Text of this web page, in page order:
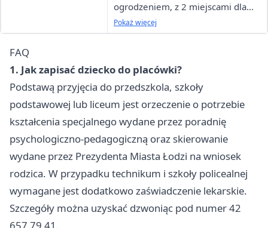
ogrodzeniem, z 2 miejscami dla
osób niepełnosprawnych
Pokaż więcej
FAQ
1. Jak zapisać dziecko do placówki?
Podstawą przyjęcia do przedszkola, szkoły
podstawowej lub liceum jest orzeczenie o potrzebie
kształcenia specjalnego wydane przez poradnię
psychologiczno-pedagogiczną oraz skierowanie
wydane przez Prezydenta Miasta Łodzi na wniosek
rodzica. W przypadku technikum i szkoły policealnej
wymagane jest dodatkowo zaświadczenie lekarskie.
Szczegóły można uzyskać dzwoniąc pod numer 42